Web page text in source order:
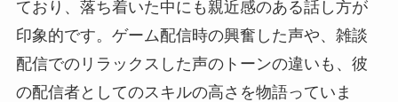
ており、落ち着いた中にも親近感のある話し方が
印象的です。ゲーム配信時の興奮した声や、雑談
配信でのリラックスした声のトーンの違いも、彼
の配信者としてのスキルの高さを物語っていま